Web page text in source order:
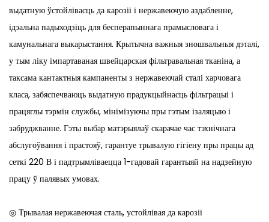
выдатную ўстойлівасць да карозіі і нержавеючую аздабленне,
ідэальна падыходзіць для бесперапыннага прамысловага і
камунальнага выкарыстання. Крытычна важныя зношвальныя дэталі,
у тым ліку імпартаваная швейцарская фільтравальная тканіна, а
таксама кантактныя кампаненты з нержавеючай сталі харчовага
класа, забяспечваюць выдатную прадукцыйнасць фільтрацыі і
працяглы тэрмін службы, мінімізуючы пры гэтым ізаляцыю і
забруджванне. Гэты выбар матэрыялаў скарачае час тэхнічнага
абслугоўвання і прастояў, гарантуе трывалую гігіену пры працы ад
сеткі 220 В і падтрымліваецца 1-гадовай гарантыяй на надзейную
працу ў палявых умовах.
◎ Трывалая нержавеючая сталь, устойлівая да карозіі